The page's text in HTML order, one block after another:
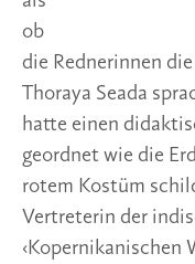
ob
die Rednerinnen
Thoraya Seada
hatte einen
geordnet wie die
rotem Kostüm
Vertreterin der
‹Kopernikanischen